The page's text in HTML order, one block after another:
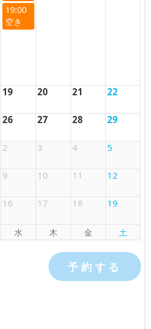
19:00
19 20 21 22
26 27 28 29
2 3 4 5
9 10 11 12
16 17 18 19
水 木 金 土
予約する